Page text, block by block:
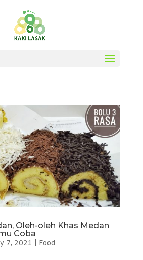
Oleh-oleh Khas Medan
Coba
7, 2021 Food